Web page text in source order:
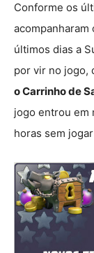
Conforme os
acompanharam
últimos dias a
por vir no jogo,
o Carrinho de
jogo entrou em
horas sem